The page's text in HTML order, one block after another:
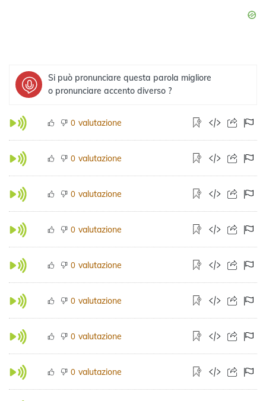
Si può pronunciare questa parola migliore
o pronunciare accento diverso ?
0 valutazione
0 valutazione
0 valutazione
0 valutazione
0 valutazione
0 valutazione
0 valutazione
0 valutazione